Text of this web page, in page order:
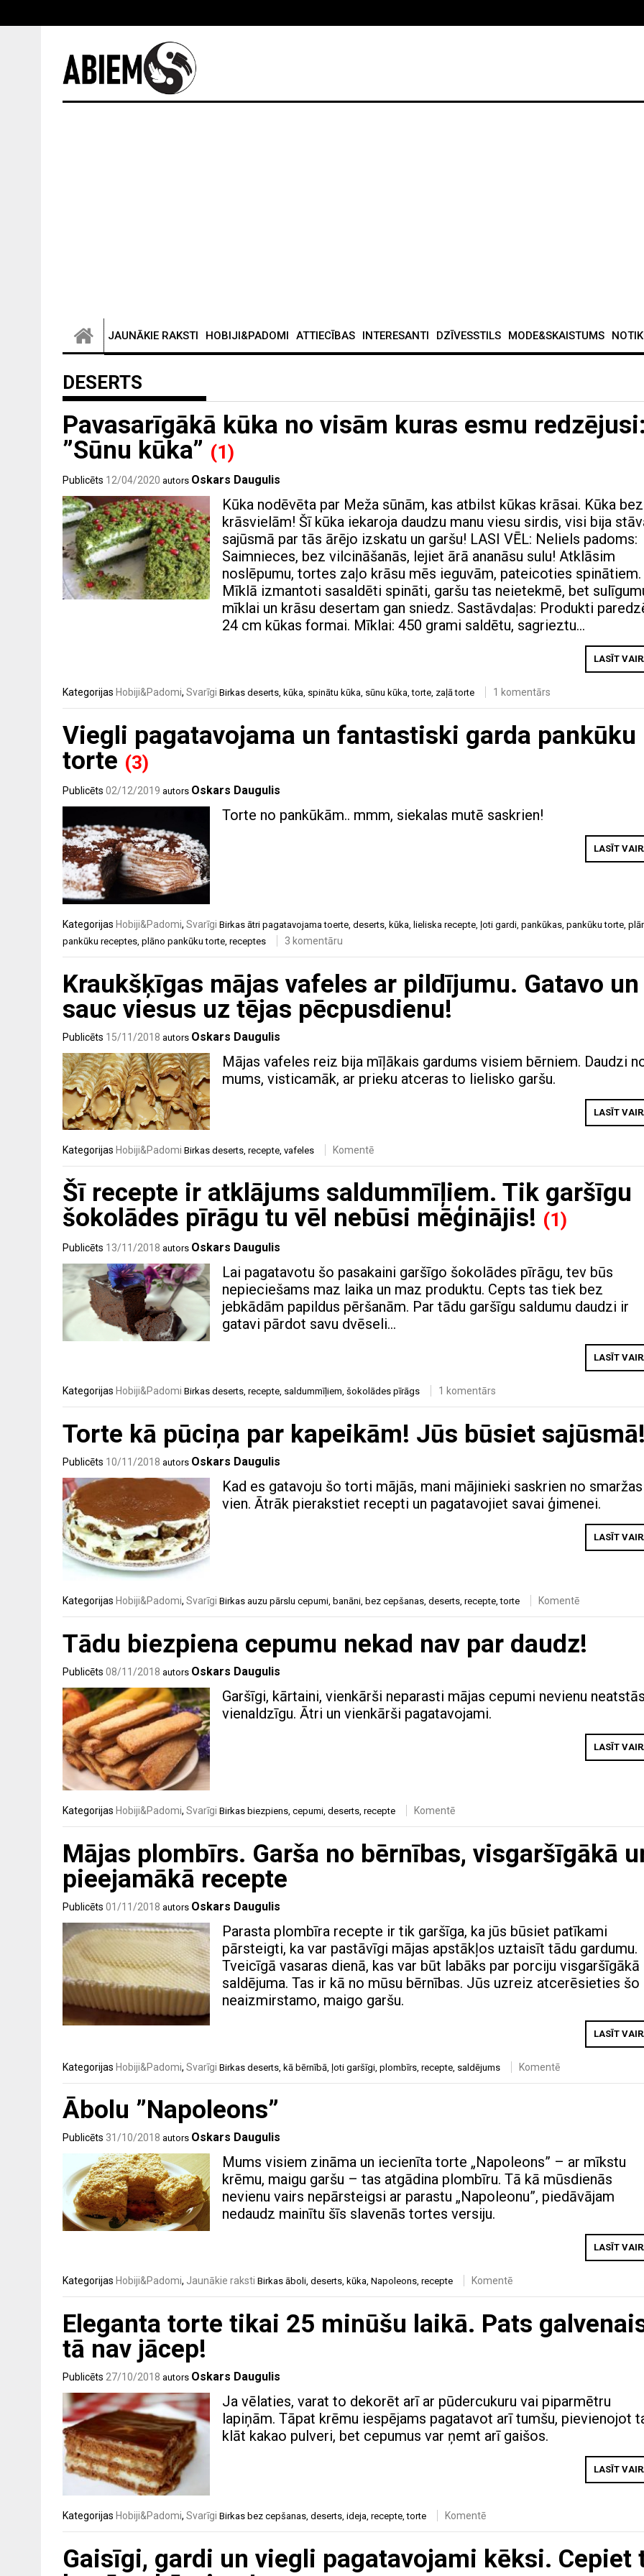
JAUNĀKIE RAKSTI HOBIJI&PADOMI ATTIECĪBAS INTERESANTI DZĪVESSTILS MODE&SKAISTUMS
DESERTS
Pavasarīgākā kūka no visām kuras esmu redzējusi:
”Sūnu kūka” (1)
Publicēts 12/04/2020 autors Oskars Daugulis
Kūka nodēvēta par Meža sūnām, kas atbilst kūkas krāsai. Kūka bez
krāsvielām! Šī kūka iekaroja daudzu manu viesu sirdis, visi bija
sajūsmā par tās ārējo izskatu un garšu! LASI VĒL: Neliels padoms:
Saimnieces, bez vilcināšanās, lejiet ārā ananāsu sulu! Atklāsim
noslēpumu, tortes zaļo krāsu mēs ieguvām, pateicoties spinātiem.
Mīklā izmantoti sasaldēti spināti, garšu tas neietekmē, bet
mīklai un krāsu desertam gan sniedz. Sastāvdaļas: Produkti
24 cm kūkas formai. Mīklai: 450 grami saldētu, sagrieztu…
LASĪT
Kategorijas Hobiji&Padomi, Svarīgi Birkas deserts, kūka, spinātu kūka, sūnu kūka,torte, zaļā torte 1 komentārs
Viegli pagatavojama un fantastiski garda pankūku
torte (3)
Publicēts 02/12/2019 autors Oskars Daugulis
Torte no pankūkām.. mmm, siekalas mutē saskrien!
LASĪT
Kategorijas Hobiji&Padomi, Svarīgi Birkas ātri pagatavojama toerte, deserts, kūka, lieliska recepte, ļoti gardi, pankūkas, pankūku torte,
pankūku receptes, plāno pankūku torte, receptes 3 komentāru
Kraukšķīgas mājas vafeles ar pildījumu. Gatavo un
sauc viesus uz tējas pēcpusdienu!
Publicēts 15/11/2018 autors Oskars Daugulis
Mājas vafeles reiz bija mīļākais gardums visiem bērniem. Daudzi
mums, visticamāk, ar prieku atceras to lielisko garšu.
LASĪT
Kategorijas Hobiji&Padomi Birkas deserts recepte vafeles Komentē
Šī recepte ir atklājums saldummīļiem. Tik garšīgu
šokolādes pīrāgu tu vēl nebūsi mēģinājis! (1)
Publicēts 13/11/2018 autors Oskars Daugulis
Lai pagatavotu šo pasakaini garšīgo šokolādes pīrāgu, tev būs
nepieciešams maz laika un maz produktu. Cepts tas tiek bez
jebkādām papildus pēršanām. Par tādu garšīgu saldumu daudzi ir
gatavi pārdot savu dvēseli…
LASĪT
Kategorijas Hobiji&Padomi Birkas deserts, recepte, saldummīļiem, šokolādes pīrāgs 1 komentārs
Torte kā pūciņa par kapeikām! Jūs būsiet sajūsmā!
Publicēts 10/11/2018 autors Oskars Daugulis
Kad es gatavoju šo torti mājās, mani mājinieki saskrien no smaržas
vien. Ātrāk pierakstiet recepti un pagatavojiet savai ģimenei.
LASĪT
Kategorijas Hobiji&Padomi, Svarīgi Birkas auzu pārslu cepumi, banāni, bez cepšanas, deserts, recepte,torte Komentē
Tādu biezpiena cepumu nekad nav par daudz!
Publicēts 08/11/2018 autors Oskars Daugulis
Garšīgi, kārtaini, vienkārši neparasti mājas cepumi nevienu neatstās
vienaldzīgu. Ātri un vienkārši pagatavojami.
LASĪT
Kategorijas Hobiji&Padomi, Svarīgi Birkas biezpiens, cepumi, deserts, recepte Komentē
Mājas plombīrs. Garša no bērnības, visgaršīgākā
pieejamākā recepte
Publicēts 01/11/2018 autors Oskars Daugulis
Parasta plombīra recepte ir tik garšīga, ka jūs būsiet patīkami
pārsteigti, ka var pastāvīgi mājas apstākļos uztaisīt tādu gardumu.
Tveicīgā vasaras dienā, kas var būt labāks par porciju visgaršīgākā
saldējuma. Tas ir kā no mūsu bērnības. Jūs uzreiz atcerēsieties šo
neaizmirstamo, maigo garšu.
LASĪT
Kategorijas Hobiji&Padomi, Svarīgi Birkas deserts kā bērnībā ļoti garšīgi plombīrs recepte saldējums Komentē
Ābolu ”Napoleons”
Publicēts 31/10/2018 autors Oskars Daugulis
Mums visiem zināma un iecienīta torte „Napoleons” – ar mīkstu
krēmu, maigu garšu – tas atgādina plombīru. Tā kā mūsdienās
nevienu vairs nepārsteigsi ar parastu „Napoleonu”, piedāvājam
nedaudz mainītu šīs slavenās tortes versiju.
LASĪT
Kategorijas Hobiji&Padomi, Jaunākie raksti Birkas āboli, deserts, kūka, Napoleons, recepte Komentē
Eleganta torte tikai 25 minūšu laikā. Pats
tā nav jācep!
Publicēts 27/10/2018 autors Oskars Daugulis
Ja vēlaties, varat to dekorēt arī ar pūdercukuru vai piparmētru
lapiņām. Tāpat krēmu iespējams pagatavot arī tumšu, pievienojot
klāt kakao pulveri, bet cepumus var ņemt arī gaišos.
LASĪT
Kategorijas Hobiji&Padomi, Svarīgi Birkas bez cepšanas, deserts, ideja, recepte,torte Komentē
Gaisīgi, gardi un viegli pagatavojami kēksi. Cepiet